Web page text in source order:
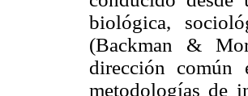
biológica,
(Backman &
dirección común
metodologías de